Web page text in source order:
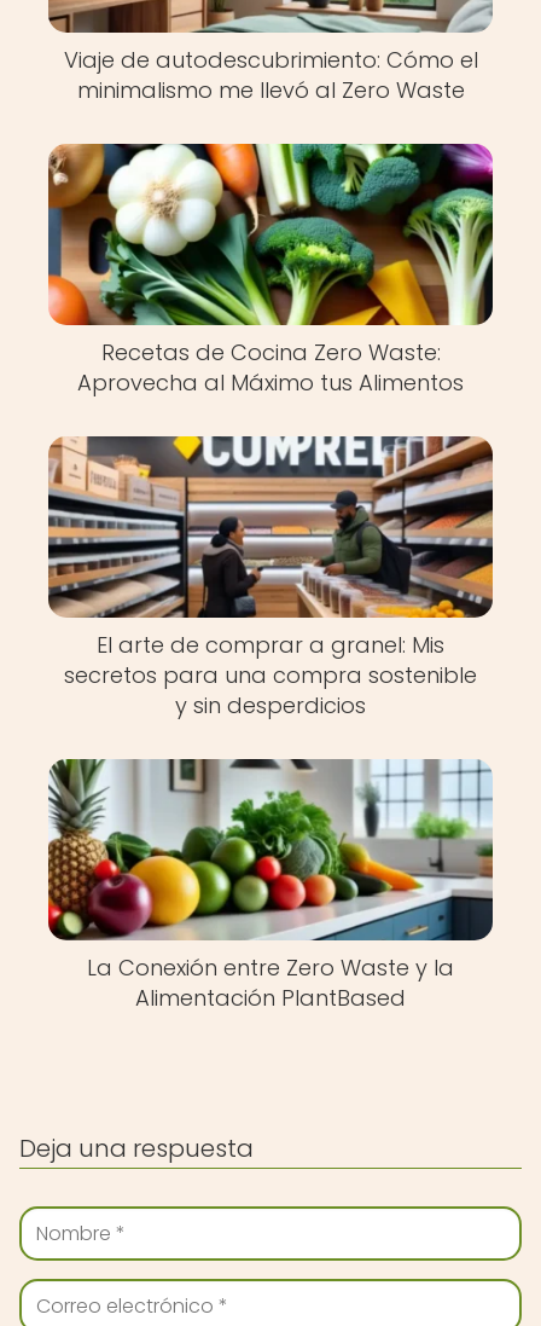
Viaje de autodescubrimiento: Cómo el
minimalismo me llevó al Zero Waste
Recetas de Cocina Zero Waste:
Aprovecha al Máximo tus Alimentos
El arte de comprar a granel: Mis
secretos para una compra sostenible
y sin desperdicios
La Conexión entre Zero Waste y la
Alimentación PlantBased
Deja una respuesta